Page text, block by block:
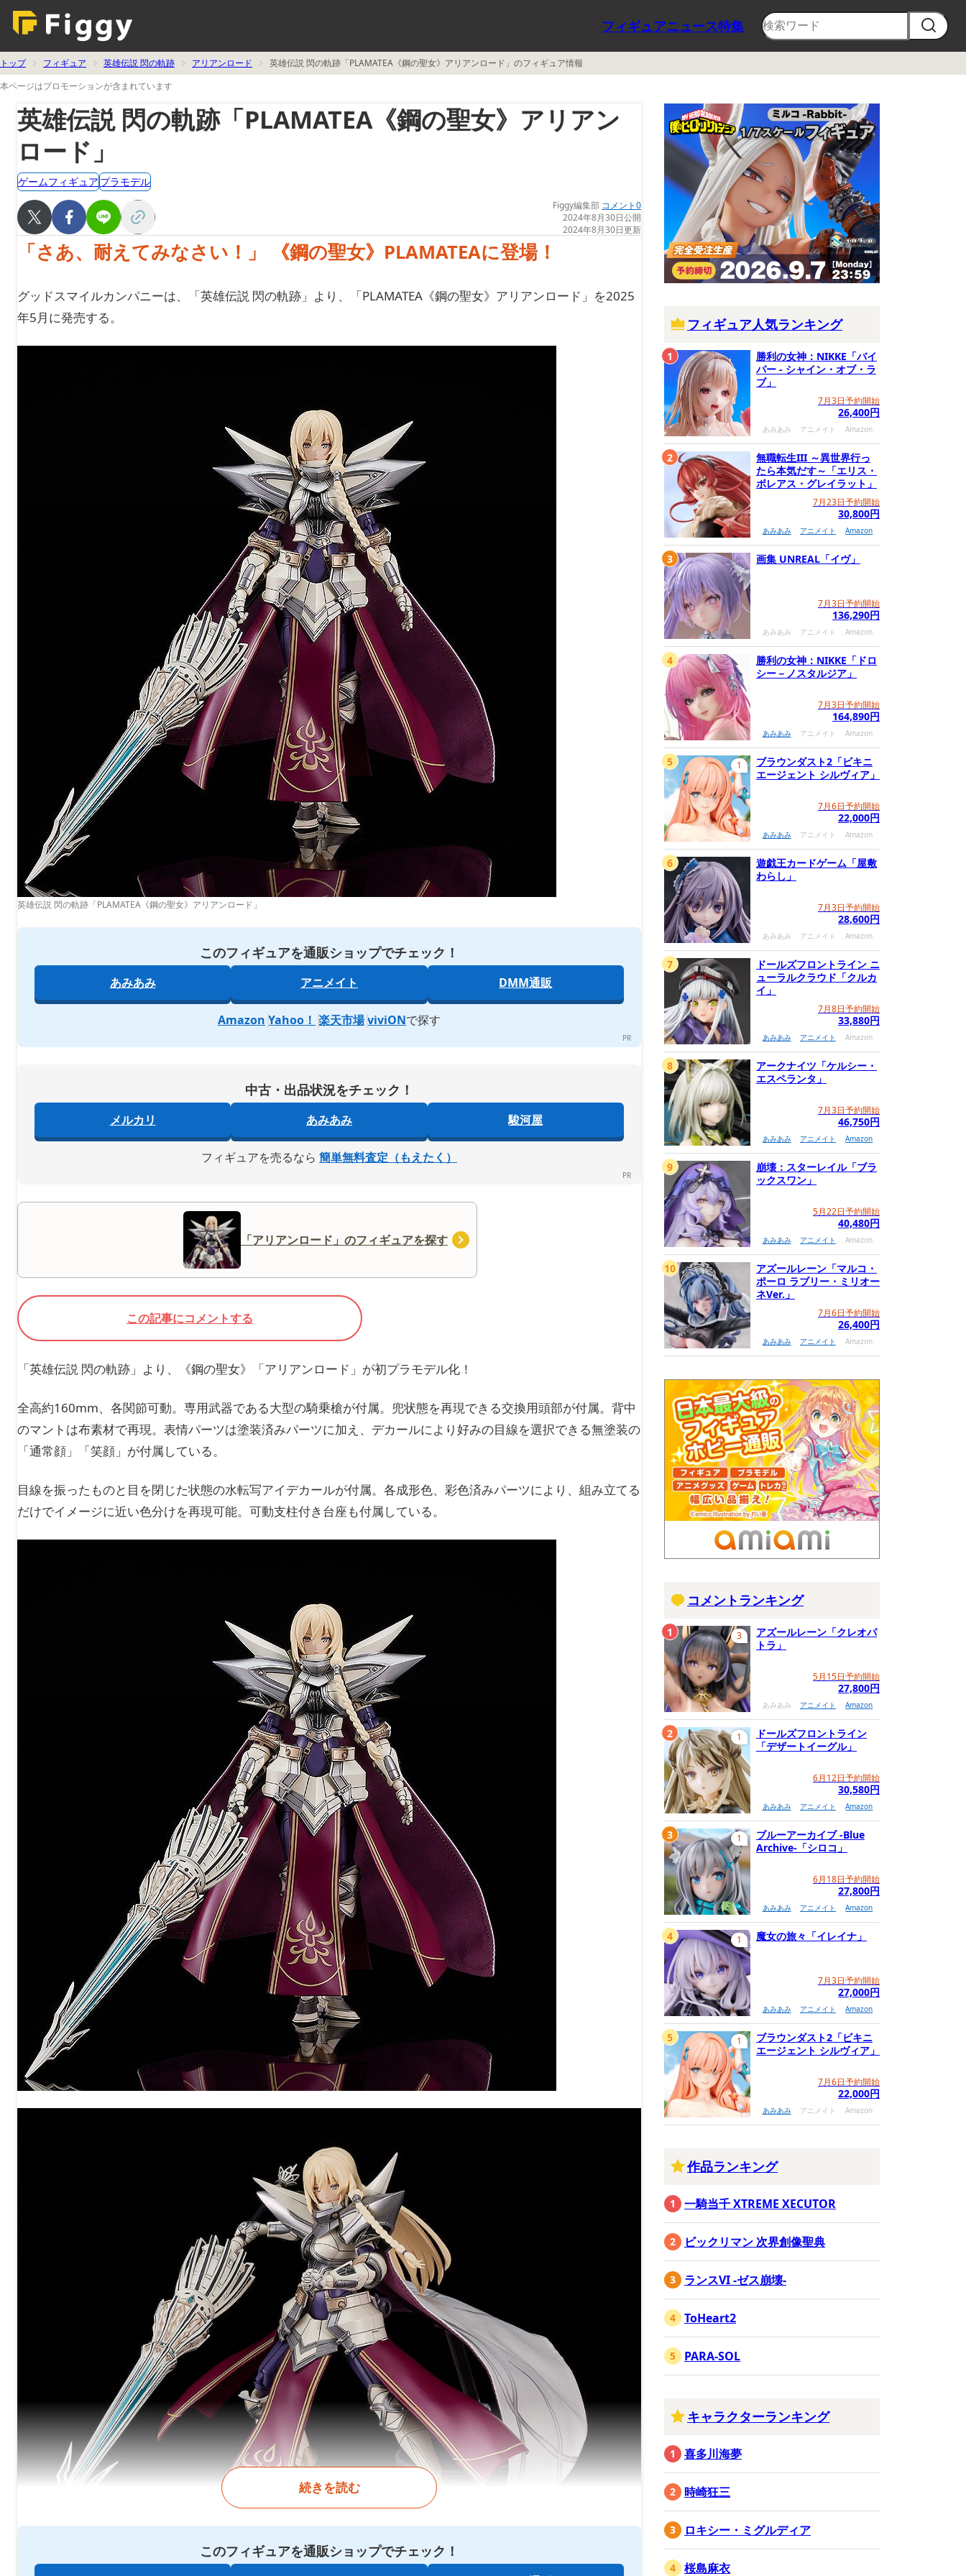
フィギュアニュース特集
トップ フィギュア 英雄伝説 閃の軌跡 アリアンロード
英雄伝説 閃の軌跡「PLAMATEA《鋼の聖女》アリアンロード」のフィギュア情報
本ページはプロモーションが含まれています
英雄伝説 閃の軌跡「PLAMATEA《鋼の聖女》アリアン
ロード」
ゲームフィギュア プラモデル
Figgy編集部 コメント0
2024年8月30日公開
2024年8月30日更新
「さあ、耐えてみなさい！」 《鋼の聖女》PLAMATEAに登場！
グッドスマイルカンパニーは、「英雄伝説 閃の軌跡」より、「PLAMATEA《鋼の聖女》アリアンロード」を2025
年5月に発売する。
英雄伝説 閃の軌跡「PLAMATEA《鋼の聖女》アリアンロード」
このフィギュアを通販ショップでチェック！
あみあみ アニメイト DMM通販
Amazon Yahoo！ 楽天市場 viviONで探す
中古・出品状況をチェック！
メルカリ あみあみ 駿河屋
フィギュアを売るなら 簡単無料査定（もえたく）
「アリアンロード」のフィギュアを探す
この記事にコメントする
「英雄伝説 閃の軌跡」より、《鋼の聖女》「アリアンロード」が初プラモデル化！
全高約160mm、各関節可動。専用武器である大型の騎乗槍が付属。兜状態を再現できる交換用頭部が付属。背中
のマントは布素材で再現。表情パーツは塗装済みパーツに加え、デカールにより好みの目線を選択できる無塗装の
「通常顔」「笑顔」が付属している。
目線を振ったものと目を閉じた状態の水転写アイデカールが付属。各成形色、彩色済みパーツにより、組み立てる
だけでイメージに近い色分けを再現可能。可動支柱付き台座も付属している。
続きを読む
このフィギュアを通販ショップでチェック！
フィギュア人気ランキング
勝利の女神：NIKKE「バイ
パー - シャイン・オブ・ラ
ブ」
7月3日予約開始
26,400円
あみあみ アニメイト Amazon
1
無職転生III ～異世界行っ
たら本気だす～「エリス・
ボレアス・グレイラット」
7月23日予約開始
30,800円
あみあみ アニメイト Amazon
2
画集 UNREAL「イヴ」
7月3日予約開始
136,290円
あみあみ アニメイト Amazon
3
勝利の女神：NIKKE「ドロ
シー－ノスタルジア」
7月3日予約開始
164,890円
あみあみ アニメイト Amazon
4
ブラウンダスト2「ビキニ
エージェント シルヴィア」
7月6日予約開始
22,000円
あみあみ アニメイト Amazon
1
5
遊戯王カードゲーム「屋敷
わらし」
7月3日予約開始
28,600円
あみあみ アニメイト Amazon
6
ドールズフロントライン ニ
ューラルクラウド「クルカ
イ」
7月8日予約開始
33,880円
あみあみ アニメイト Amazon
7
アークナイツ「ケルシー・
エスペランタ」
7月3日予約開始
46,750円
あみあみ アニメイト Amazon
8
崩壊：スターレイル「ブラ
ックスワン」
5月22日予約開始
40,480円
あみあみ アニメイト Amazon
9
アズールレーン「マルコ・
ポーロ ラブリー・ミリオー
ネVer.」
7月6日予約開始
26,400円
あみあみ アニメイト Amazon
10
コメントランキング
アズールレーン「クレオパ
トラ」
5月15日予約開始
27,800円
あみあみ アニメイト Amazon
3
1
ドールズフロントライン
「デザートイーグル」
6月12日予約開始
30,580円
あみあみ アニメイト Amazon
1
2
ブルーアーカイブ -Blue
Archive-「シロコ」
6月18日予約開始
27,800円
あみあみ アニメイト Amazon
1
3
魔女の旅々「イレイナ」
7月3日予約開始
27,000円
あみあみ アニメイト Amazon
1
4
ブラウンダスト2「ビキニ
エージェント シルヴィア」
7月6日予約開始
22,000円
あみあみ アニメイト Amazon
1
5
作品ランキング
一騎当千 XTREME XECUTOR
ビックリマン 次界創像聖典
ランスVI -ゼス崩壊-
ToHeart2
PARA-SOL
キャラクターランキング
喜多川海夢
時崎狂三
ロキシー・ミグルディア
桜島麻衣